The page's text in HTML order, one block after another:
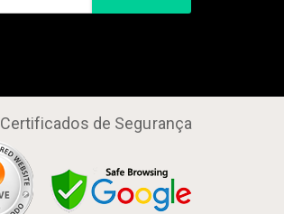
Certificados de Segurança